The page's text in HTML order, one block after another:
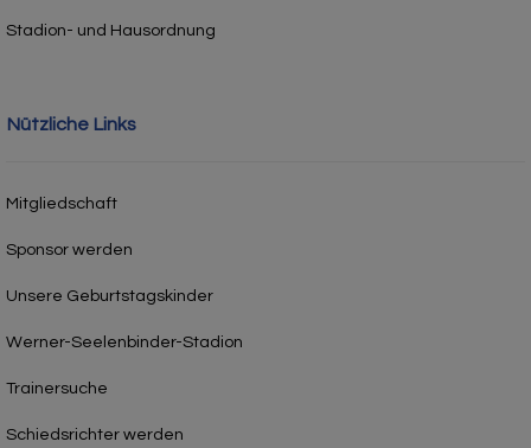
Stadion- und Hausordnung
Nützliche Links
Mitgliedschaft
Sponsor werden
Unsere Geburtstagskinder
Werner-Seelenbinder-Stadion
Trainersuche
Schiedsrichter werden